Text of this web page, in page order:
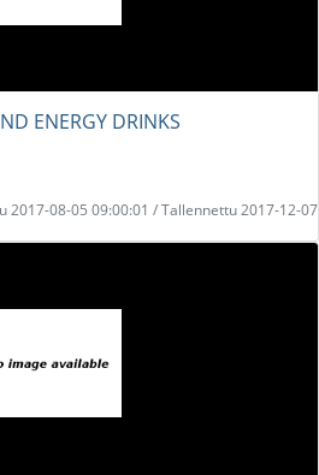
ENERGY DRINKS
2017-08-05 09:00:01 / Tallennettu 2017-12-07